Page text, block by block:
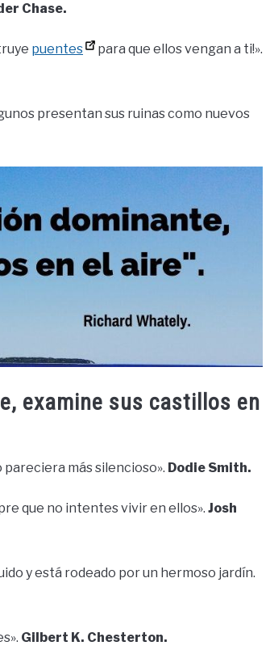
Chase.
puentes
para que ellos vengan a ti!».
presentan sus ruinas como nuevos
examine sus castillos en
más silencioso». Dodie Smith.
que no intentes vivir en ellos». Josh
y está rodeado por un hermoso jardín.
Gilbert K. Chesterton.